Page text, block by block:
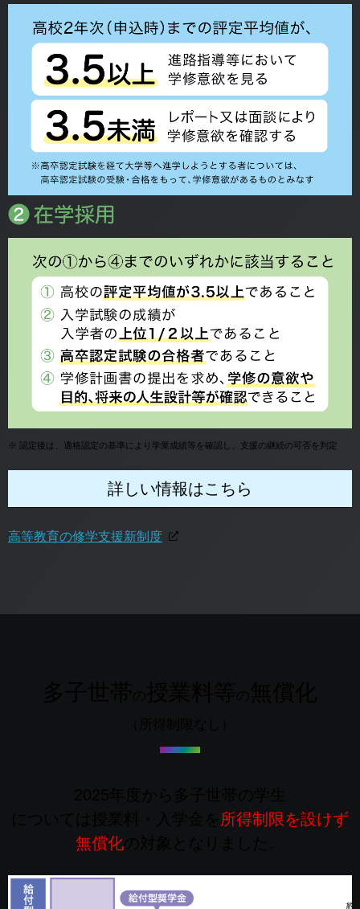
※ 認定後は、適格認定の基準により学業成績等を確認し、支援の継続の可否を判定
詳しい情報はこちら
高等教育の修学支援新制度
所得制限を設けず
無償化